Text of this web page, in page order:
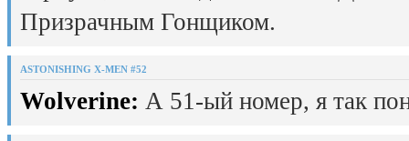
Призрачным Гонщиком.
ASTONISHING X-MEN #52
Wolverine: А 51-ый номер, я так